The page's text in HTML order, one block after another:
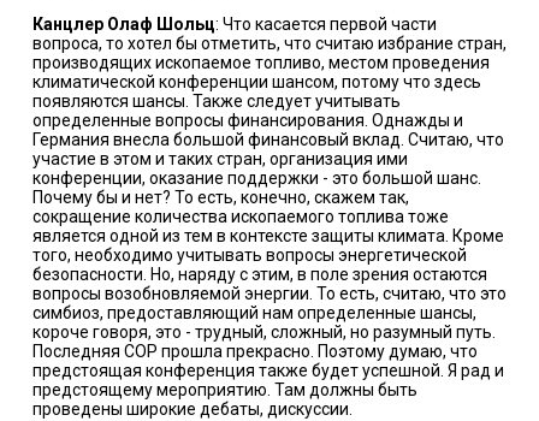
Канцлер Олаф Шольц: Что касается первой части
вопроса, то хотел бы отметить, что считаю избрание стран,
производящих ископаемое топливо, местом проведения
климатической конференции шансом, потому что здесь
появляются шансы. Также следует учитывать
определенные вопросы финансирования. Однажды и
Германия внесла большой финансовый вклад. Считаю, что
участие в этом и таких стран, организация ими
конференции, оказание поддержки - это большой шанс.
Почему бы и нет? То есть, конечно, скажем так,
сокращение количества ископаемого топлива тоже
является одной из тем в контексте защиты климата. Кроме
того, необходимо учитывать вопросы энергетической
безопасности. Но, наряду с этим, в поле зрения остаются
вопросы возобновляемой энергии. То есть, считаю, что это
симбиоз, предоставляющий нам определенные шансы,
короче говоря, это - трудный, сложный, но разумный путь.
Последняя СОР прошла прекрасно. Поэтому думаю, что
предстоящая конференция также будет успешной. Я рад и
предстоящему мероприятию. Там должны быть
проведены широкие дебаты, дискуссии.